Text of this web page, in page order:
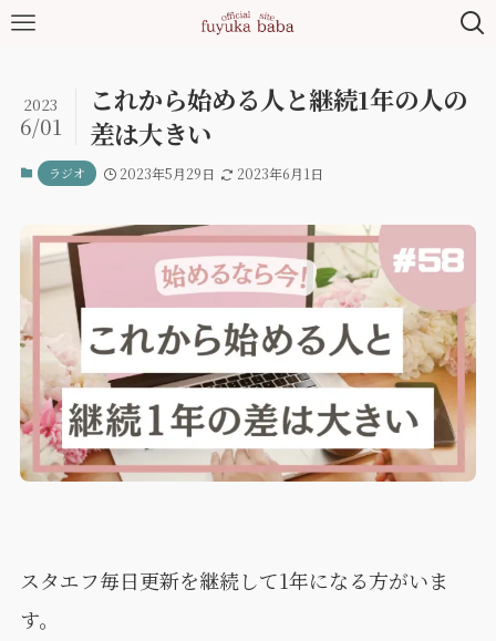
これから始める人と継続1年の人の
差は大きい
2023
6/01
ラジオ 2023年5月29日 2023年6月1日
スタエフ毎日更新を継続して1年になる方がいま
す。